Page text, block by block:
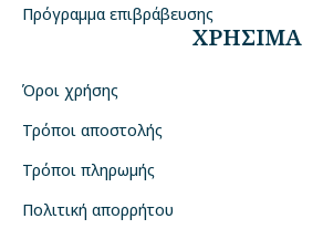
Πρόγραμμα επιβράβευσης
ΧΡΗΣΙΜΑ
Όροι χρήσης
Τρόποι αποστολής
Τρόποι πληρωμής
Πολιτική απορρήτου